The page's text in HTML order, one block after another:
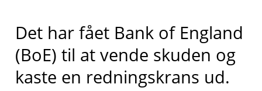
Det har fået Bank of England
(BoE) til at vende skuden og
kaste en redningskrans ud.